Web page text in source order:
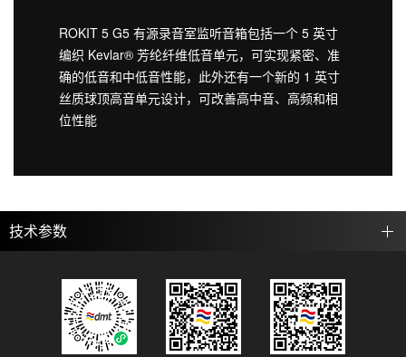
ROKIT 5 G5 有源录音室监听音箱包括一个 5 英寸
编织 Kevlar® 芳纶纤维低音单元，可实现紧密、准
确的低音和中低音性能，此外还有一个新的 1 英寸
丝质球顶高音单元设计，可改善高中音、高频和相
位性能
技术参数